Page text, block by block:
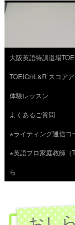
コ
ン
テ
ン
ツ
へ
ス
大阪英語特訓道場
TOEIC®L&R スコア
体験レッスン
よくあるご質問
※ライティング通信コ
※英語プロ家庭教師
ら